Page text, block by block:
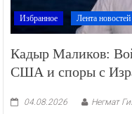
Избранное Лента новостей
Кадыр Маликов:
США и споры с
04.08.2026 Негмат